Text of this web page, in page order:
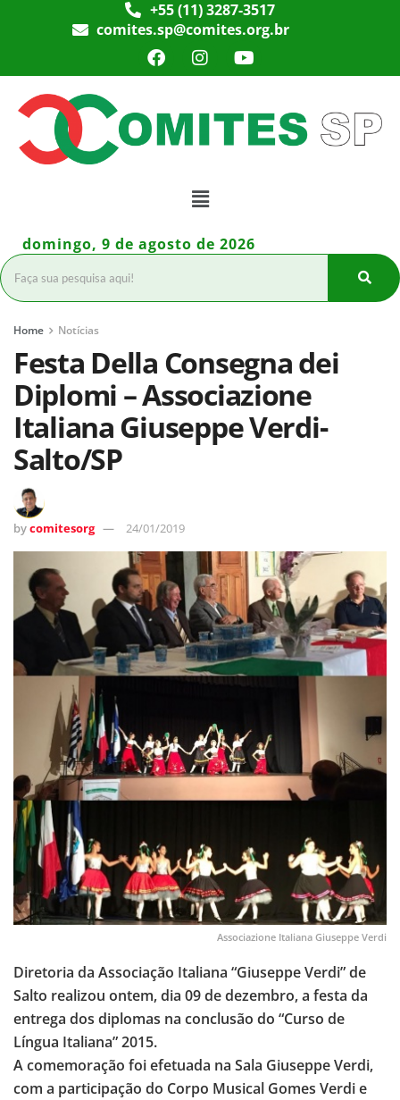
+55 (11) 3287-3517
comites.sp@comites.org.br
domingo, 9 de agosto de 2026
Home Notícias
Festa Della Consegna dei
Diplomi – Associazione
Italiana Giuseppe Verdi-
Salto/SP
bycomitesorg 24/01/2019
Associazione Italiana Giuseppe Verdi
Diretoria da Associação Italiana “Giuseppe Verdi” de
Salto realizou ontem, dia 09 de dezembro, a festa da
entrega dos diplomas na conclusão do “Curso de
Língua Italiana” 2015.
A comemoração foi efetuada na Sala Giuseppe Verdi,
com a participação do Corpo Musical Gomes Verdi e